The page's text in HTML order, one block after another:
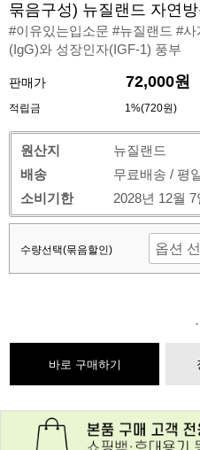
묶음구성) 뉴질랜드 자연
#이유있는입소문 #뉴질랜드 #
(IgG)와 성장인자(IGF-1) 풍부
판매가 72,000원
적립금 1%(720원)
원산지
뉴질랜드
배송
무료배송 / 평
소비기한
2028년 12월 7
수량선택(묶음할인)
바로 구매하기